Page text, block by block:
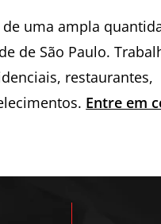
uma ampla
de São Paulo.
restaurantes,
Entre em